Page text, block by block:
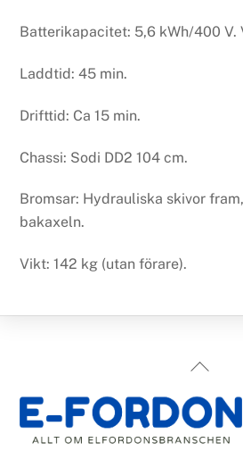
Batterikapacitet: 5,6 kWh/400 V.
Laddtid: 45 min.
Drifttid: Ca 15 min.
Chassi: Sodi DD2 104 cm.
Bromsar: Hydrauliska skivor
bakaxeln.
Vikt: 142 kg (utan förare).
Back
Top